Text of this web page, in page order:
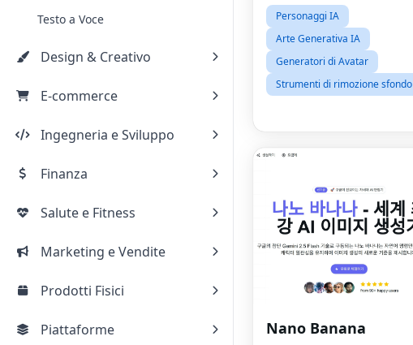
Testo a Voce
Design & Creativo
E-commerce
Ingegneria e Sviluppo
Finanza
Salute e Fitness
Marketing e Vendite
Prodotti Fisici
Piattaforme
Personaggi IA
Arte Generativa IA
Generatori di Avatar
Strumenti di rimozione sfondo
Nano Banana